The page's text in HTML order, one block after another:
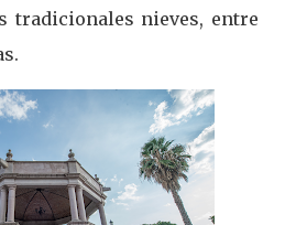
tradicionales nieves, entre